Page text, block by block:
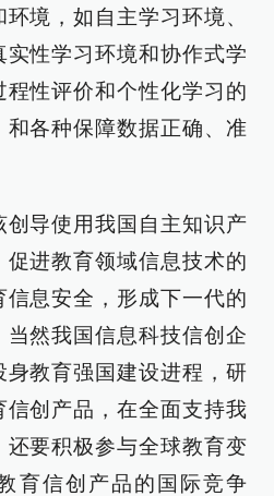
境，如自主学习环境、
性学习环境和协作式学
性评价和个性化学习的
各种保障数据正确、准
导使用我国自主知识产
进教育领域信息技术的
信息安全，形成下一代的
当然我国信息科技信创企
教育强国建设进程，研
创产品，在全面支持我
还要积极参与全球教育变
育信创产品的国际竞争